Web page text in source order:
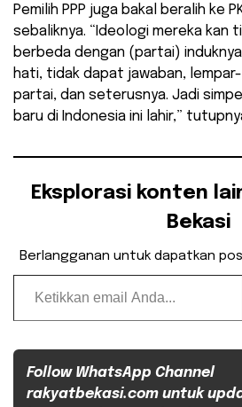
Pemilih PPP juga bakal beralih ke
sebaliknya. “Ideologi mereka kan
berbeda dengan (partai)
hati, tidak dapat jawaban,
partai, dan seterusnya. Jadi
baru di Indonesia ini lahir,”
Eksplorasi konten
Bekasi
Berlangganan untuk dapatkan
Ketikkan email Anda...
Follow WhatsApp Channel
rakyatbekasi.com untuk